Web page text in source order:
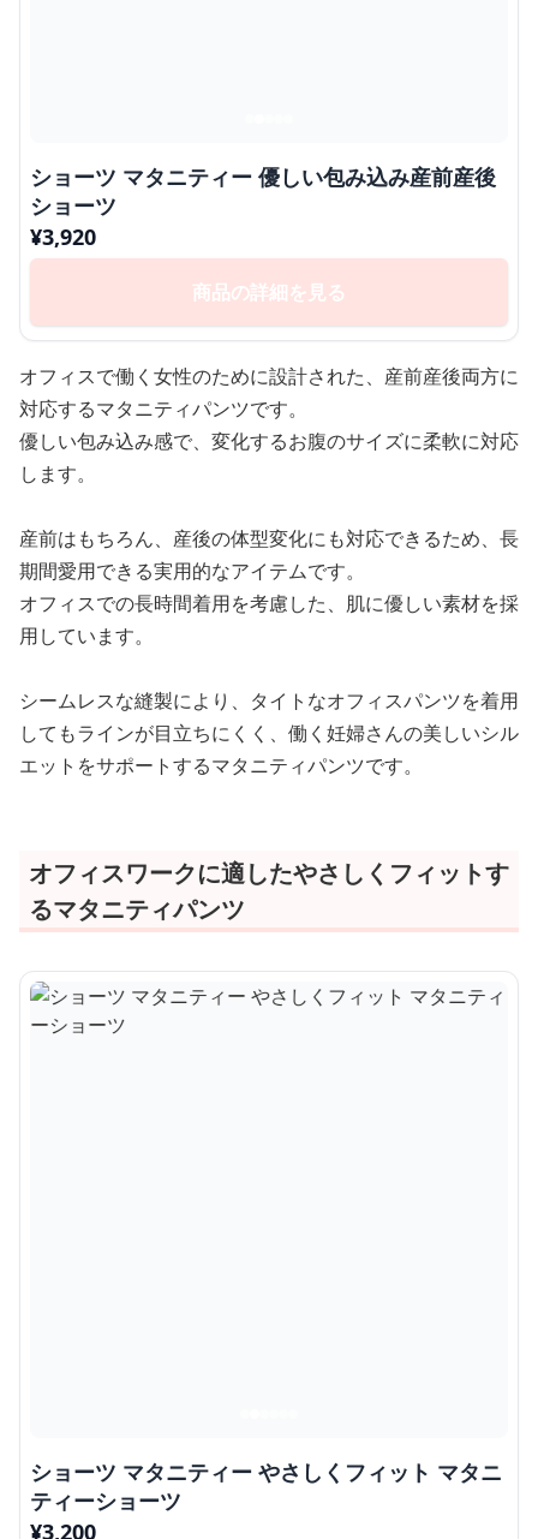
ショーツ マタニティー 優しい包み込み産前産後
ショーツ
¥3,920
商品の詳細を見る
オフィスで働く女性のために設計された、産前産後両方に
対応するマタニティパンツです。
優しい包み込み感で、変化するお腹のサイズに柔軟に対応
します。
産前はもちろん、産後の体型変化にも対応できるため、長
期間愛用できる実用的なアイテムです。
オフィスでの長時間着用を考慮した、肌に優しい素材を採
用しています。
シームレスな縫製により、タイトなオフィスパンツを着用
してもラインが目立ちにくく、働く妊婦さんの美しいシル
エットをサポートするマタニティパンツです。
オフィスワークに適したやさしくフィットす
るマタニティパンツ
ショーツ マタニティー やさしくフィット マタニ
ティーショーツ
¥3,200